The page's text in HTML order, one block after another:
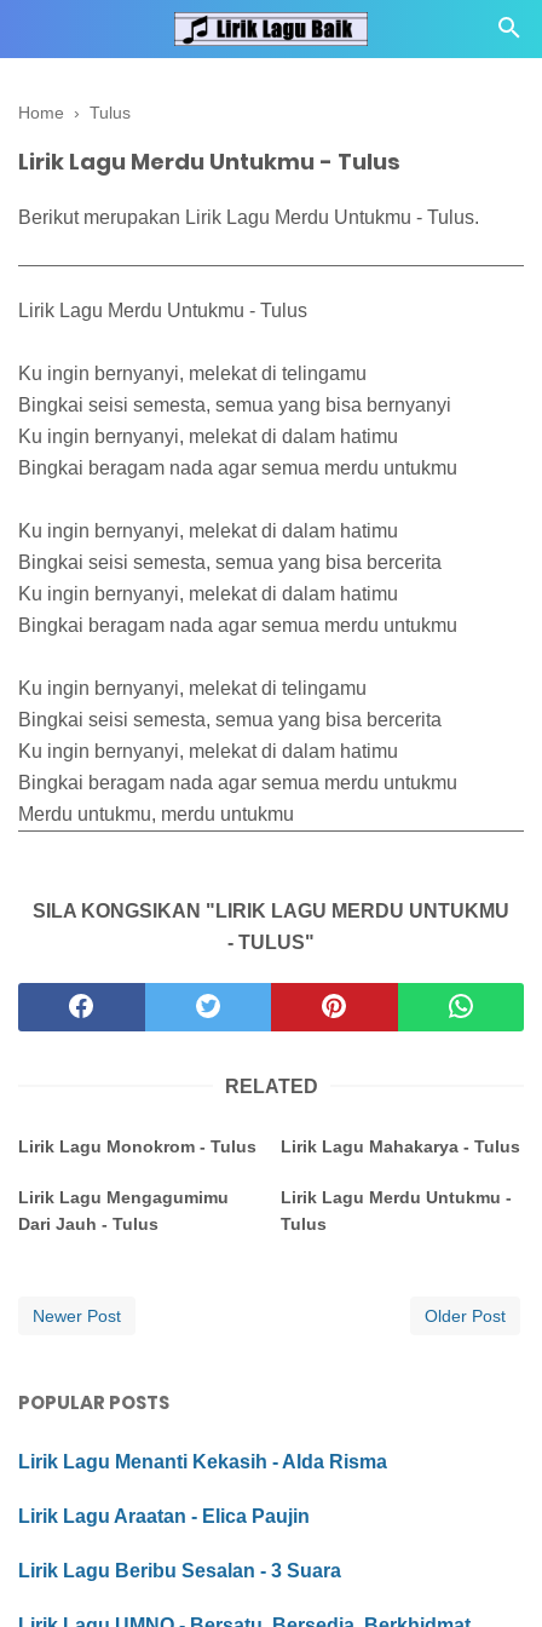
Home › Tulus
Lirik Lagu Merdu Untukmu - Tulus
Berikut merupakan Lirik Lagu Merdu Untukmu - Tulus.
Lirik Lagu Merdu Untukmu - Tulus
Ku ingin bernyanyi, melekat di telingamu
Bingkai seisi semesta, semua yang bisa bernyanyi
Ku ingin bernyanyi, melekat di dalam hatimu
Bingkai beragam nada agar semua merdu untukmu
Ku ingin bernyanyi, melekat di dalam hatimu
Bingkai seisi semesta, semua yang bisa bercerita
Ku ingin bernyanyi, melekat di dalam hatimu
Bingkai beragam nada agar semua merdu untukmu
Ku ingin bernyanyi, melekat di telingamu
Bingkai seisi semesta, semua yang bisa bercerita
Ku ingin bernyanyi, melekat di dalam hatimu
Bingkai beragam nada agar semua merdu untukmu
Merdu untukmu, merdu untukmu
SILA KONGSIKAN "LIRIK LAGU MERDU UNTUKMU
- TULUS"
RELATED
Lirik Lagu Monokrom - Tulus Lirik Lagu Mahakarya - Tulus
Lirik Lagu Mengagumimu
Dari Jauh - Tulus
Lirik Lagu Merdu Untukmu -
Tulus
Newer Post Older Post
POPULAR POSTS
Lirik Lagu Menanti Kekasih - Alda Risma
Lirik Lagu Araatan - Elica Paujin
Lirik Lagu Beribu Sesalan - 3 Suara